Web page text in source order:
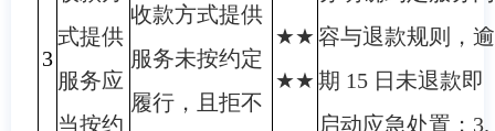
3
式提供
服务应
当按约
收款方式提供
服务未按约定
履行，且拒不
★★
★★
容与退款规则，逾
期 15 日未退款即
启动应急处置；3.